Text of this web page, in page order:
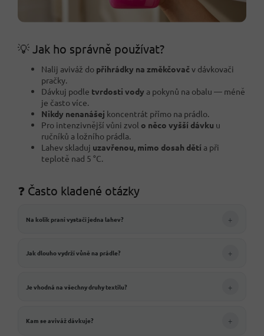
💡 Jak ho správně používat?
Nalij aviváž do přihrádky na změkčovačv dávkovači
pračky.
Dávkuj podle tvrdosti vody a pokynů na obalu — méně
je často více.
Nikdy nenanášej koncentrát přímo na prádlo.
Pro intenzivnější vůni zvol o něco vyšší dávku u
ručníků a ložního prádla.
Lahev skladuj uzavřenou, mimo dosah dětí a při
teplotě nad 5 °C.
❓ Často kladené otázky
Na kolik praní vystačí jedna lahev? +
Jak dlouho vydrží vůně na prádle? +
Je vhodná na všechny druhy textilu? +
Kam se aviváž dávkuje? +